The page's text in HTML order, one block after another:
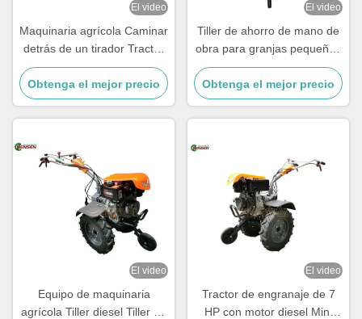
El video
Maquinaria agrícola Caminar
detrás de un tirador Tractor
agrícola de 10 caballos de
fuerza Mini tractor diesel de
dos ruedas
Obtenga el mejor precio
El video
Tiller de ahorro de mano de
obra para granjas pequeñas
con motor diesel de 9 CV y
mango ajustable
Obtenga el mejor precio
El video
Equipo de maquinaria
agrícola Tiller diesel Tiller de
El video
Tractor de engranaje de 7
HP con motor diesel Mini